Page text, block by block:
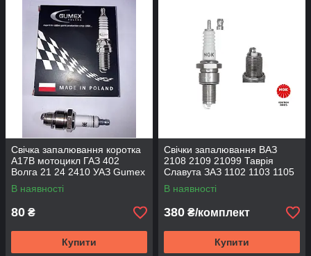
Свічка запалювання коротка
А17В мотоцикл ГАЗ 402
Волга 21 24 2410 УАЗ Gumex
В наявності
80 ₴
Купити
Свічки запалювання ВАЗ
2108 2109 21099 Таврія
Славута ЗАЗ 1102 1103 1105
Daewoo Lanos Sens Деу Део
Ланос Сенс BP6ES NGK
В наявності
380 ₴/комплект
Купити